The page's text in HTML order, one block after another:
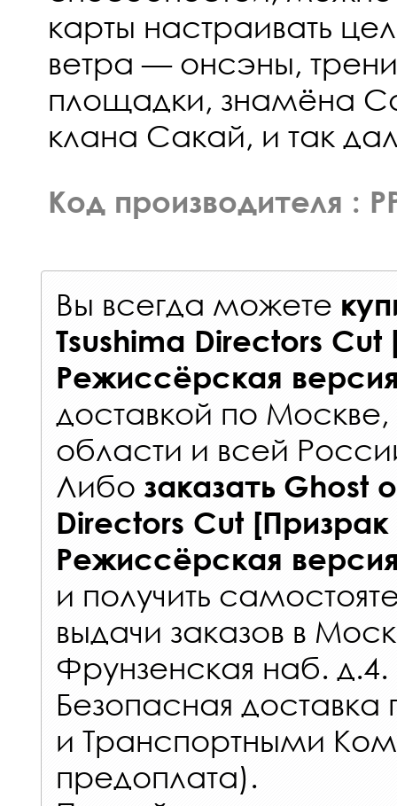
карты настраивать
ветра — онсэны,
площадки, знамёна
клана Сакай, и так
Код производителя :
Вы всегда можете
Tsushima Directors
Режиссёрская
доставкой по
области и всей
Либо заказать Ghost
Directors Cut
Режиссёрская
и получить
выдачи заказов в
Фрунзенская наб. д.4.
Безопасная
и Транспортными
предоплата).